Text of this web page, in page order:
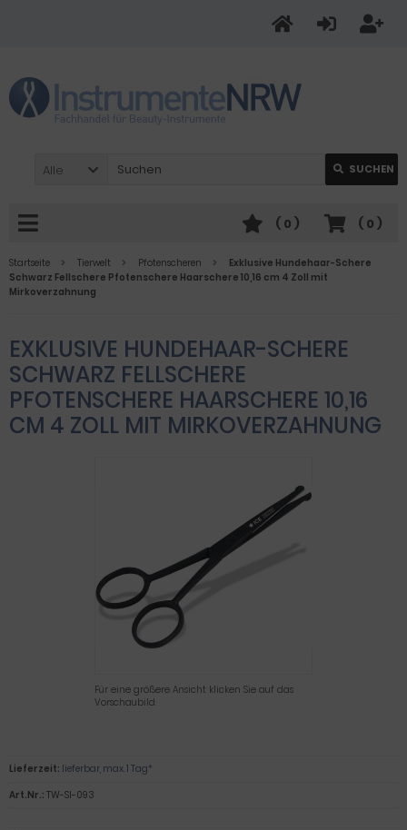
Alle SUCHEN
( 0 )
( 0 )
Startseite Tierwelt Pfotenscheren
Exklusive Hundehaar-Schere
Schwarz Fellschere Pfotenschere Haarschere 10,16 cm 4 Zoll mit
Mirkoverzahnung
EXKLUSIVE HUNDEHAAR-SCHERE
SCHWARZ FELLSCHERE
PFOTENSCHERE HAARSCHERE 10,16
CM 4 ZOLL MIT MIRKOVERZAHNUNG
Für eine größere Ansicht klicken Sie auf das
Vorschaubild
Lieferzeit: lieferbar, max. 1 Tag*
Art.Nr.: TW-SI-093